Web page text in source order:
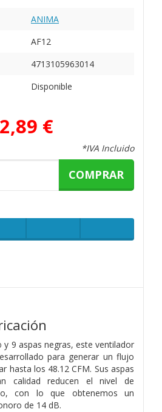
ANIMA
AF12
4713105963014
Disponible
2,89 €
*IVA Incluido
COMPRAR
y 9 aspas negras, este ventilador
para generar un flujo
hasta los 48.12 CFM. Sus aspas
calidad reducen el nivel de
con lo que obtenemos un
de 14 dB.